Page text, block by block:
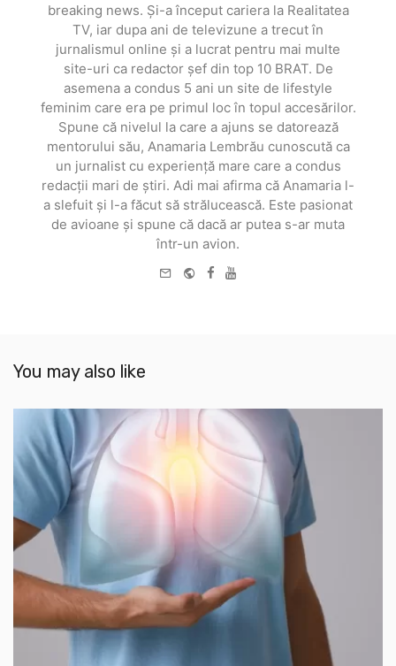
breaking news. Și-a început cariera la Realitatea
TV, iar dupa ani de televizune a trecut în
jurnalismul online și a lucrat pentru mai multe
site-uri ca redactor șef din top 10 BRAT. De
asemena a condus 5 ani un site de lifestyle
feminim care era pe primul loc în topul accesărilor.
Spune că nivelul la care a ajuns se datorează
mentorului său, Anamaria Lembrău cunoscută ca
un jurnalist cu experiență mare care a condus
redacții mari de știri. Adi mai afirma că Anamaria l-
a slefuit și l-a făcut să strălucească. Este pasionat
de avioane și spune că dacă ar putea s-ar muta
într-un avion.
e-
WebsiteFacebook
You may also like